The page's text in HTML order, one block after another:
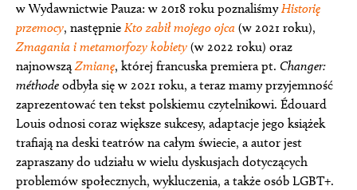
w Wydawnictwie Pauza: w 2018 roku poznaliśmyHistorię
przemocy, następnie Kto zabił mojego ojca (w 2021 roku),
Zmagania i metamorfozy kobiety (w 2022 roku) oraz
najnowsząZmianę, której francuska premiera pt. Changer:
méthode odbyła się w 2021 roku, a teraz mamy przyjemność
zaprezentować ten tekst polskiemu czytelnikowi. Édouard
Louis odnosi coraz większe sukcesy, adaptacje jego książek
trafiają na deski teatrów na całym świecie, a autor jest
zapraszany do udziału w wielu dyskusjach dotyczących
problemów społecznych, wykluczenia, a także osób LGBT+.